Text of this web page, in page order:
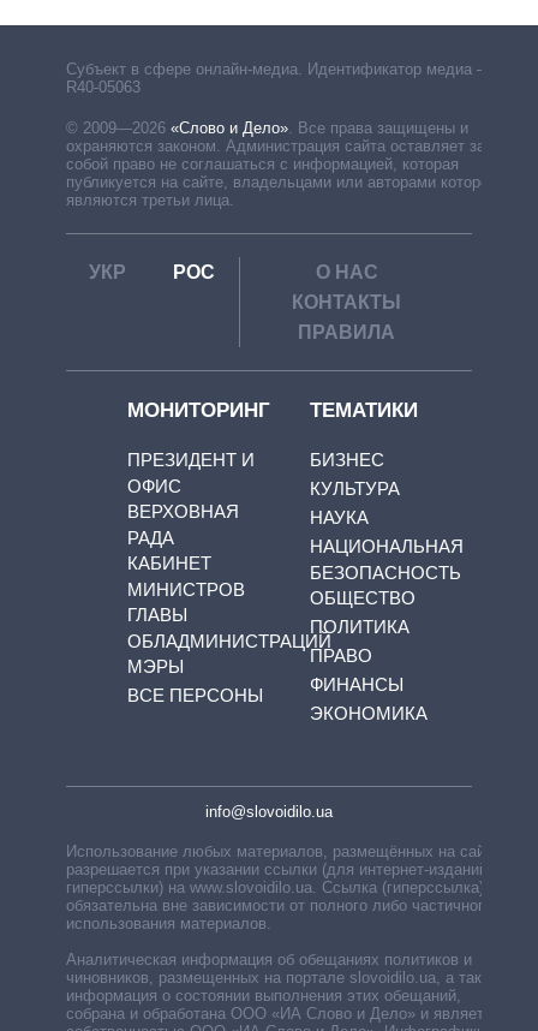
Субъект в сфере онлайн-медиа. Идентификатор медиа –
R40-05063
© 2009—2026 «Слово и Дело». Все права защищены и
охраняются законом. Администрация сайта оставляет за
собой право не соглашаться с информацией, которая
публикуется на сайте, владельцами или авторами которой
являются третьи лица.
УКР РОС
О НАС
КОНТАКТЫ
ПРАВИЛА
МОНИТОРИНГ
ПРЕЗИДЕНТ И
ОФИС
ВЕРХОВНАЯ
РАДА
КАБИНЕТ
МИНИСТРОВ
ГЛАВЫ
ОБЛАДМИНИСТРАЦИЙ
МЭРЫ
ВСЕ ПЕРСОНЫ
ТЕМАТИКИ
БИЗНЕС
КУЛЬТУРА
НАУКА
НАЦИОНАЛЬНАЯ
БЕЗОПАСНОСТЬ
ОБЩЕСТВО
ПОЛИТИКА
ПРАВО
ФИНАНСЫ
ЭКОНОМИКА
info@slovoidilo.ua
Использование любых материалов, размещённых на сайте,
разрешается при указании ссылки (для интернет-изданий —
гиперссылки) на www.slovoidilo.ua. Ссылка (гиперссылка)
обязательна вне зависимости от полного либо частичного
использования материалов.
Аналитическая информация об обещаниях политиков и
чиновников, размещенных на портале slovoidilo.ua, а также
информация о состоянии выполнения этих обещаний,
собрана и обработана ООО «ИА Слово и Дело» и является